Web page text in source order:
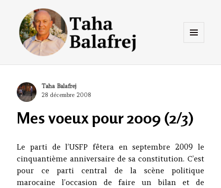
Taha Balafrej Blog
Author
Taha Balafrej
Posted
28 décembre 2008
Mes voeux pour 2009 (2/3)
Le parti de l’USFP fêtera en septembre 2009 le
cinquantième anniversaire de sa constitution. C’est
pour ce parti central de la scène politique
marocaine l’occasion de faire un bilan et de